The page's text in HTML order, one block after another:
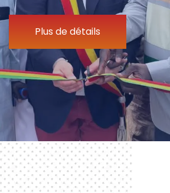
Plus de détails